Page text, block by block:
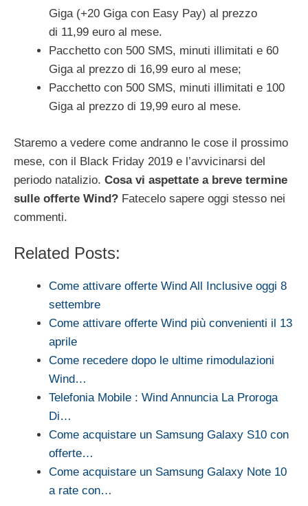
Giga (+20 Giga con Easy Pay) al prezzo
di 11,99 euro al mese.
Pacchetto con 500 SMS, minuti illimitati e 60
Giga al prezzo di 16,99 euro al mese;
Pacchetto con 500 SMS, minuti illimitati e 100
Giga al prezzo di 19,99 euro al mese.
Staremo a vedere come andranno le cose il prossimo
mese, con il Black Friday 2019 e l’avvicinarsi del
periodo natalizio. Cosa vi aspettate a breve termine
sulle offerte Wind? Fatecelo sapere oggi stesso nei
commenti.
Related Posts:
Come attivare offerte Wind All Inclusive oggi 8
settembre
Come attivare offerte Wind più convenienti il 13
aprile
Come recedere dopo le ultime rimodulazioni
Wind…
Telefonia Mobile : Wind Annuncia La Proroga
Di…
Come acquistare un Samsung Galaxy S10 con
offerte…
Come acquistare un Samsung Galaxy Note 10
a rate con…